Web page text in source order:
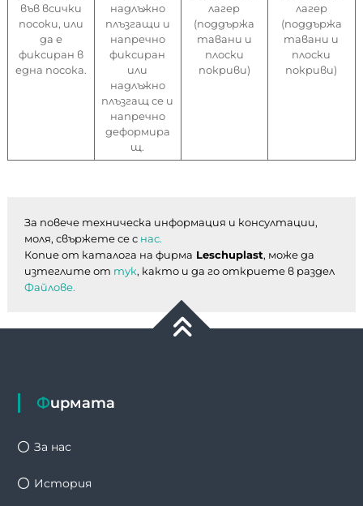
във всички
посоки, или
да е
фиксиран в
една посока.
надлъжно
плъзгащи и
напречно
фиксиран
или
надлъжно
плъзгащ се и
напречно
деформира
щ.
лагер
(поддържа
тавани и
плоски
покриви)
лагер
(поддържа
тавани и
плоски
покриви)
За повече техническа информация и консултации,
моля, свържете се с нас.
Копие от каталога на фирма Leschuplast, може да
изтеглите от тук
, както и да го откриете в раздел
Файлове.
Фирмата
За нас
История